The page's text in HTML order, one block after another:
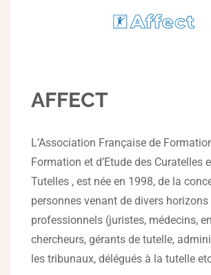
AFFECT
L’Association Française de
Formation et d’Etude des Curatelles
Tutelles , est née en 1998, de la
personnes venant de divers horizons
professionnels (juristes, médecins,
chercheurs, gérants de tutelle,
les tribunaux, délégués à la tutelle